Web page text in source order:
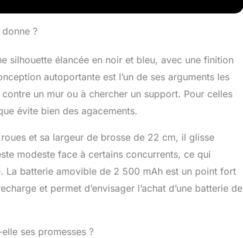
à l'aspirateur à main ou à grande portée pour
fil n'importe où sans vous soucier des chutes
la tige d'extension d'une seule pression.
99,97 %* des allergènes de poussière et de
plus hygiénique. * Testé selon la norme ASTM
interstices sans avoir besoin d'un outil séparé.
par une garantie de 2 ans.
?
silhouette élancée en noir et bleu, avec une finition
autoportante est l’un de ses arguments les
un mur ou à chercher un support. Pour celles
évite bien des agacements.
et sa largeur de brosse de 22 cm, il glisse
modeste face à certains concurrents, ce qui
La batterie amovible de 2 500 mAh est un point fort
et permet d’envisager l’achat d’une batterie de
ses promesses ?